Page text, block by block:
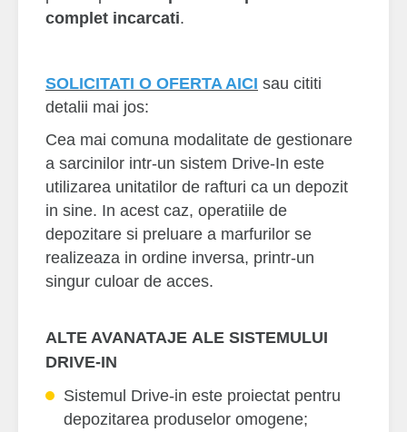
complet incarcati.
SOLICITATI O OFERTA AICI sau cititi
detalii mai jos:
Cea mai comuna modalitate de gestionare
a sarcinilor intr-un sistem Drive-In este
utilizarea unitatilor de rafturi ca un depozit
in sine. In acest caz, operatiile de
depozitare si preluare a marfurilor se
realizeaza in ordine inversa, printr-un
singur culoar de acces.
ALTE AVANATAJE ALE SISTEMULUI
DRIVE-IN
Sistemul Drive-in este proiectat pentru
depozitarea produselor omogene;